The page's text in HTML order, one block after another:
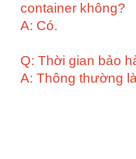
container không?
A: Có.
Q: Thời gian bảo
A: Thông thường